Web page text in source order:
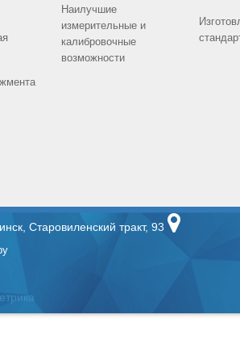
Наилучшие
измерительные и
калибровочные
возможности
Старовиленский тракт, 93